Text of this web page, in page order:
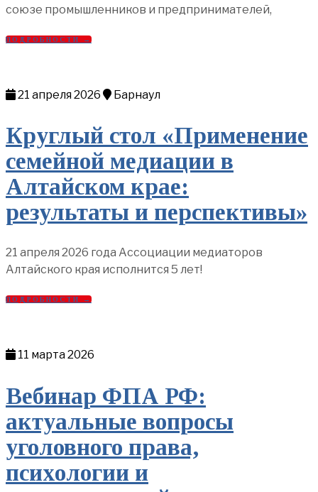
союзе промышленников и предпринимателей,
ПОДРОБНОСТИ →
21 апреля 2026 Барнаул
Круглый стол «Применение
семейной медиации в
Алтайском крае:
результаты и перспективы»
21 апреля 2026 года Ассоциации медиаторов
Алтайского края исполнится 5 лет!
ПОДРОБНОСТИ →
11 марта 2026
Вебинар ФПА РФ:
актуальные вопросы
уголовного права,
психологии и